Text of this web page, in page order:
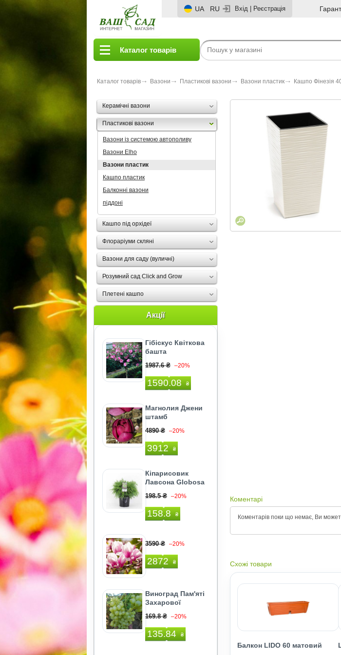
UA RU Вхід Реєстрація
Каталог товарів
Каталог товарів Вазони Пластикові вазони Вазони пластик Кашпо Фінезія
Керамічні вазони
Пластикові вазони
Вазони із системою автополиву
Вазони Elho
Вазони пластик
Кашпо пластик
Балконні вазони
піддоні
Кашпо під орхідеї
Флораріуми скляні
Вазони для саду (вуличні)
Розумний сад Click and Grow
Плетені кашпо
Акції
Гібіскус Квіткова
башта
1987.6 ₴ –20%
1590.08 ₴
Магнолия Джени
штамб
4890 ₴ –20%
3912 ₴
Кіпарисовик
Лавсона Globosa
198.5 ₴ –20%
158.8 ₴
3590 ₴ –20%
2872 ₴
Виноград Пам'яті
Захарової
169.8 ₴ –20%
135.84 ₴
Коментарі
Коментарів поки що немає, Ви
Схожі товари
Балкон LIDO 60 матовий